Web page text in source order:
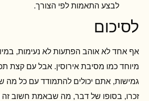
לבצע התאמות לפי הצורך.
לסיכום
אף אחד לא אוהב הפתעות לא נעימות,
מיוחד כמו מסיבת אירוסין. אבל עם קצת
גמישות, אתם יכולים להתמודד עם כל מה
זכרו, בסופו של דבר, מה שבאמת חשוב